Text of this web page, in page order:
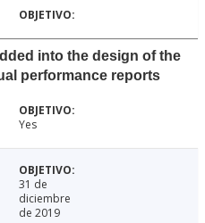
into the design of the
performance reports
Yes
31 de
diciembre
de 2019